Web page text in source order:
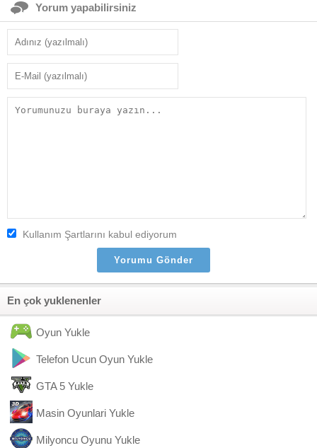
Yorum yapabilirsiniz
Kullanım Şartlarını kabul ediyorum
En çok yuklenenler
Oyun Yukle
Telefon Ucun Oyun Yukle
GTA 5 Yukle
Masin Oyunlari Yukle
Milyoncu Oyunu Yukle